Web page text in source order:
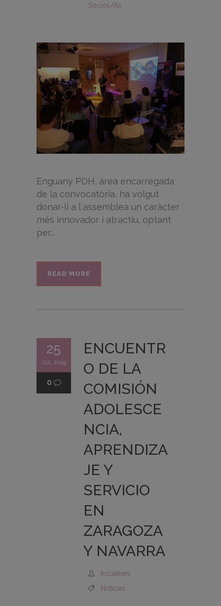
Socios/as
Enguany PDH, área encarregada
de la convocatòria, ha volgut
donar-li a l´assemblea un caràcter
més innovador i atractiu, optant
per...
READ MORE
25
JUL 2019
0
ENCUENTR
O DE LA
COMISIÓN
ADOLESCE
NCIA,
APRENDIZA
JE Y
SERVICIO
EN
ZARAGOZA
Y NAVARRA
Iniciatives
Noticias